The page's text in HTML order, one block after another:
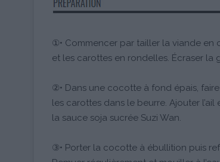
①• Commencer par tailler la viande en
et les carottes en rondelles. Écraser la
②• Dans une cocotte à fond épais,
les carottes dans le beurre. Ajouter
la sauce soja sucrée Suzi Wan.
③• Porter la cocotte à ébullition puis